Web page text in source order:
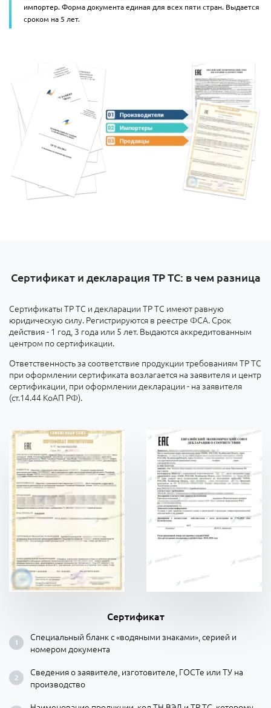
импортер.Форма документа единая для всех пяти стран. Выдается
сроком на 5 лет.
Сертификат и декларация ТР ТС: в чем разница
Сертификаты ТР ТС и декларации ТР ТС имеют равную
юридическую силу. Регистрируются в реестре ФСА. Срок
действия - 1 год, 3 года или 5 лет. Выдаются аккредитованным
центром по сертификации.
Ответственность за соответствие продукции требованиям ТР ТС
при оформлении сертификата возлагается на заявителя и центр
сертификации, при оформлении декларации - на заявителя
(ст.14.44 КоАП РФ).
Сертификат
Специальный бланк с «водяными знаками», серией и
номером документа
Сведения о заявителе, изготовителе, ГОСТе или ТУ на
производство